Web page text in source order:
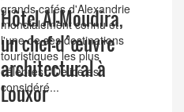
grands cafés d'Alexandrie
mondialement connu et
l'une de ses destinations
touristiques les plus
célèbres. Delice est
considéré...
Hôtel Al-Moudira,
un chef-d´œuvre
architectural à
Louxor